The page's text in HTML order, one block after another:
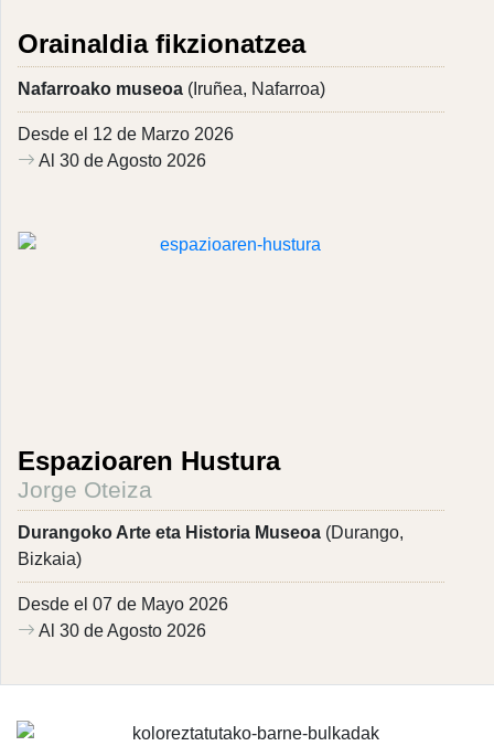
Orainaldia fikzionatzea
Nafarroako museoa (Iruñea, Nafarroa)
Desde el 12 de Marzo 2026
Al 30 de Agosto 2026
Espazioaren Hustura
Jorge Oteiza
Durangoko Arte eta Historia Museoa (Durango,
Bizkaia)
Desde el 07 de Mayo 2026
Al 30 de Agosto 2026